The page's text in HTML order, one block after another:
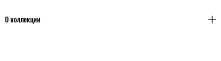
О коллекции